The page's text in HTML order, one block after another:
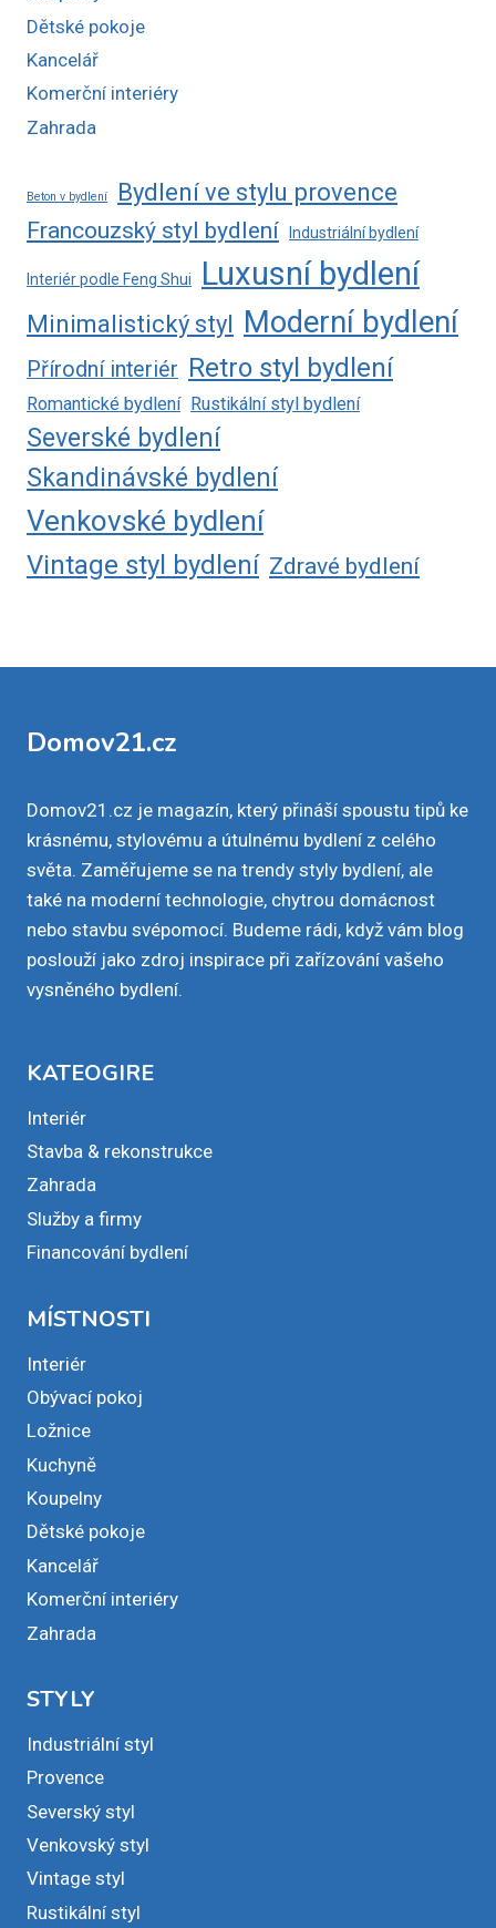
Dětské pokoje
Kancelář
Komerční interiéry
Zahrada
Beton v bydlení
Bydlení ve stylu provence
Francouzský styl bydlení
Industriální bydlení
Interiér podle Feng Shui Luxusní bydlení
Minimalistický styl Moderní bydlení
Přírodní interiér Retro styl bydlení
Romantické bydlení Rustikální styl bydlení
Severské bydlení
Skandinávské bydlení
Venkovské bydlení
Vintage styl bydlení Zdravé bydlení
Domov21.cz
Domov21.cz je magazín, který přináší spoustu tipů ke
krásnému, stylovému a útulnému bydlení z celého
světa. Zaměřujeme se na trendy styly bydlení, ale
také na moderní technologie, chytrou domácnost
nebo stavbu svépomocí. Budeme rádi, když vám blog
poslouží jako zdroj inspirace při zařízování vašeho
vysněného bydlení.
KATEOGIRE
Interiér
Stavba & rekonstrukce
Zahrada
Služby a firmy
Financování bydlení
MÍSTNOSTI
Interiér
Obývací pokoj
Ložnice
Kuchyně
Koupelny
Dětské pokoje
Kancelář
Komerční interiéry
Zahrada
STYLY
Industriální styl
Provence
Severský styl
Venkovský styl
Vintage styl
Rustikální styl